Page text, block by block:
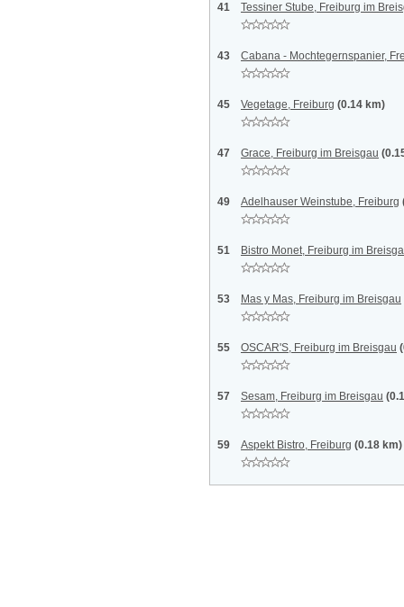
41 Tessiner Stube, Freiburg im
43 Cabana - Mochtegernspanier,
45 Vegetage, Freiburg (0.14 km)
47 Grace, Freiburg im Breisgau
49 Adelhauser Weinstube, Freiburg
51 Bistro Monet, Freiburg im
53 Mas y Mas, Freiburg im Breisgau
55 OSCAR'S, Freiburg im Breisgau
57 Sesam, Freiburg im Breisgau
59 Aspekt Bistro, Freiburg (0.18 km)